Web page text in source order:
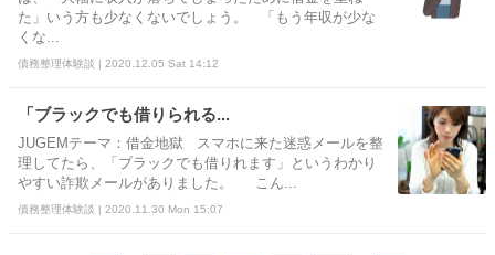
た」いう方も少なくないでしょう。 「もう年収が少な
くな...
債務整理体験談 | 2020.12.05 Sat 14:12
「ブラックでも借りられる...
JUGEMテーマ：借金地獄 スマホに来た迷惑メールを整
理してたら、「ブラックでも借りれます」というわかり
やすい詐欺メールがありました。 こん...
債務整理体験談 | 2020.11.30 Mon 15:07